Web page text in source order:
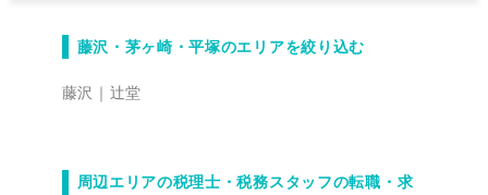
れば即戦力として優遇） ・土地評価、非上場株式
家族信託、不動産活用など）の提案経験 ・マネジ
藤沢・茅ヶ崎・平塚のエリアを絞り込む
藤沢 辻堂
周辺エリアの税理士・税務スタッフの転職・求